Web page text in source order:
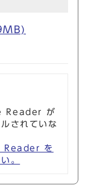
Reader が
されていな
Reader を
。